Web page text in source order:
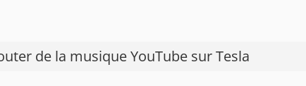
de la musique YouTube sur Tesla